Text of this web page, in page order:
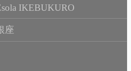
IKEBUKURO
座